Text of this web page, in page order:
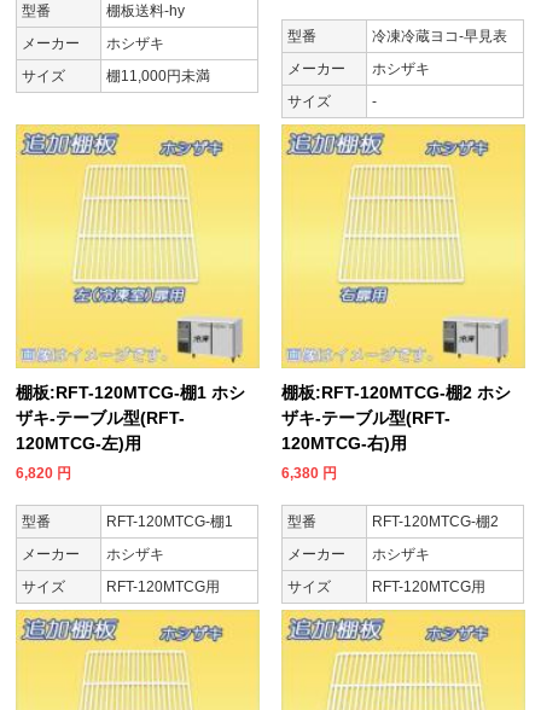
型番
棚板送料-hy
メーカー
ホシザキ
サイズ
棚11,000円未満
型番
冷凍冷蔵ヨコ-早見表
メーカー
ホシザキ
サイズ
-
棚板:RFT-120MTCG-棚1 ホシ
ザキ-テーブル型(RFT-
120MTCG-左)用
6,820 円
型番
RFT-120MTCG-棚1
メーカー
ホシザキ
サイズ
RFT-120MTCG用
棚板:RFT-120MTCG-棚2 ホシ
ザキ-テーブル型(RFT-
120MTCG-右)用
6,380 円
型番
RFT-120MTCG-棚2
メーカー
ホシザキ
サイズ
RFT-120MTCG用